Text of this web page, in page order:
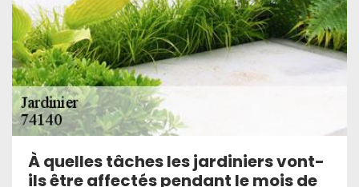
À quelles tâches les jardiniers vont-
ils être affectés pendant le mois de